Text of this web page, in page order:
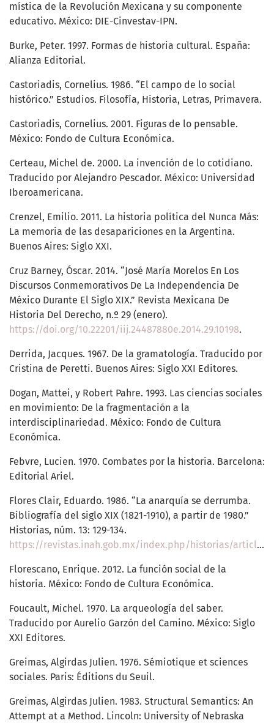
mística de la Revolución Mexicana y su componente
educativo. México: DIE-Cinvestav-IPN.
Burke, Peter. 1997. Formas de historia cultural. España:
Alianza Editorial.
Castoriadis, Cornelius. 1986. “El campo de lo social
histórico.” Estudios. Filosofía, Historia, Letras, Primavera.
Castoriadis, Cornelius. 2001. Figuras de lo pensable.
México: Fondo de Cultura Económica.
Certeau, Michel de. 2000. La invención de lo cotidiano.
Traducido por Alejandro Pescador. México: Universidad
Iberoamericana.
Crenzel, Emilio. 2011. La historia política del Nunca Más:
La memoria de las desapariciones en la Argentina.
Buenos Aires: Siglo XXI.
Cruz Barney, Óscar. 2014. “José María Morelos En Los
Discursos Conmemorativos De La Independencia De
México Durante El Siglo XIX.” Revista Mexicana De
Historia Del Derecho, n.º 29 (enero).
https://doi.org/10.22201/iij.24487880e.2014.29.10198.
Derrida, Jacques. 1967. De la gramatología. Traducido por
Cristina de Peretti. Buenos Aires: Siglo XXI Editores.
Dogan, Mattei, y Robert Pahre. 1993. Las ciencias sociales
en movimiento: De la fragmentación a la
interdisciplinariedad. México: Fondo de Cultura
Económica.
Febvre, Lucien. 1970. Combates por la historia. Barcelona:
Editorial Ariel.
Flores Clair, Eduardo. 1986. “La anarquía se derrumba.
Bibliografía del siglo XIX (1821-1910), a partir de 1980.”
Historias, núm. 13: 129-134.
https://revistas.inah.gob.mx/index.php/historias/article/view/15194
Florescano, Enrique. 2012. La función social de la
historia. México: Fondo de Cultura Económica.
Foucault, Michel. 1970. La arqueología del saber.
Traducido por Aurelio Garzón del Camino. México: Siglo
XXI Editores.
Greimas, Algirdas Julien. 1976. Sémiotique et sciences
sociales. Paris: Éditions du Seuil.
Greimas, Algirdas Julien. 1983. Structural Semantics: An
Attempt at a Method. Lincoln: University of Nebraska